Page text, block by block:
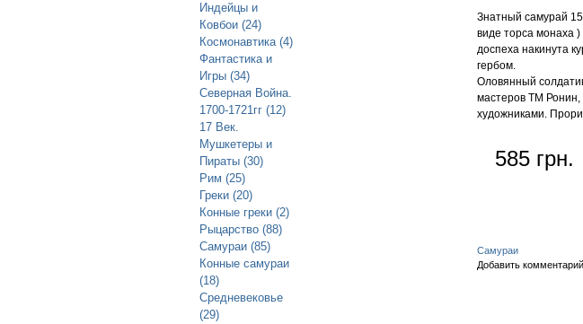
Индейцы и
Ковбои (24)
Космонавтика (4)
Фантастика и
Игры (34)
Северная Война.
1700-1721гг (12)
17 Век.
Мушкетеры и
Пираты (30)
Рим (25)
Греки (20)
Конные греки (2)
Рыцарство (88)
Самураи (85)
Конные самураи
(18)
Средневековье
(29)
Знатный самурай
виде торса монаха
доспеха накинута
гербом.
Оловянный
мастеров ТМ Ронин,
художниками.
585 грн.
Самураи
Добавить комментарий